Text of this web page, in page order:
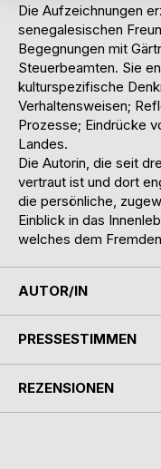
Die Aufzeichnungen
senegalesischen
Begegnungen mit
Steuerbeamten. Sie
kulturspezifische
Verhaltensweisen;
Prozesse; Eindrücke
Landes.
Die Autorin, die seit
vertraut ist und dort
die persönliche,
Einblick in das
welches dem
AUTOR/IN
PRESSESTIMMEN
REZENSIONEN